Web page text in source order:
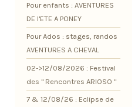
Pour enfants : AVENTURES
DE l'ETE A PONEY
Pour Ados : stages, randos
AVENTURES A CHEVAL
02->12/08/2026 : Festival
des " Rencontres ARIOSO "
7 & 12/08/26 : Eclipse de